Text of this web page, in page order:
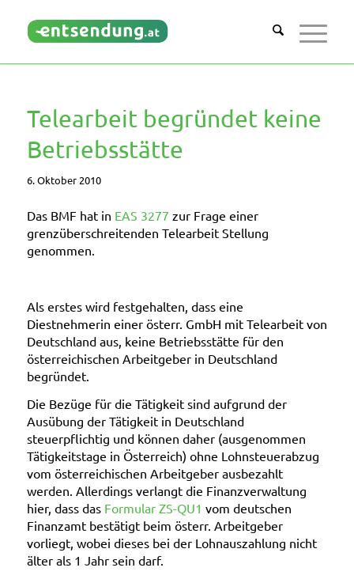
Telearbeit begründet keine
Betriebsstätte
6. Oktober 2010
Das BMF hat in EAS 3277 zur Frage einer
grenzüberschreitenden TelearbeitStellung
genommen.
Als erstes wird festgehalten, dass eine
Diestnehmerin einer österr. GmbH mit Telearbeit von
Deutschland aus, keine Betriebsstätte für den
österreichischen Arbeitgeber in Deutschland
begründet.
Die Bezüge für die Tätigkeit sind aufgrund der
Ausübung der Tätigkeit in Deutschland
steuerpflichtig und können daher (ausgenommen
Tätigkeitstage in Österreich) ohne Lohnsteuerabzug
vom österreichischen Arbeitgeber ausbezahlt
werden. Allerdings verlangt die Finanzverwaltung
hier, dass das Formular ZS-QU1 vom deutschen
Finanzamt bestätigt beim österr. Arbeitgeber
vorliegt, wobei dieses bei der Lohnauszahlung nicht
älter als 1 Jahr sein darf.